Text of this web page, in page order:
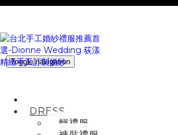
Toggle navigation
DRESS
輕禮服